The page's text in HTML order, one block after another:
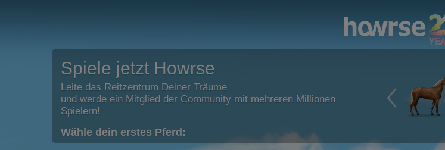
Spiele jetzt Howrse
Leite das Reitzentrum Deiner Träume
und werde ein Mitglied der Community mit mehreren Millionen
Spielern!
Wähle dein erstes Pferd: